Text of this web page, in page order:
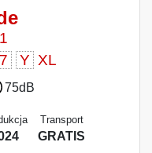
Y XL
75dB
Transport
GRATIS